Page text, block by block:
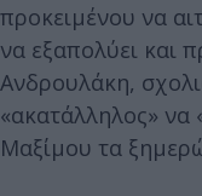
προκειμένου να
να εξαπολύει και
Ανδρουλάκη,
«ακατάλληλος» να
Μαξίμου τα